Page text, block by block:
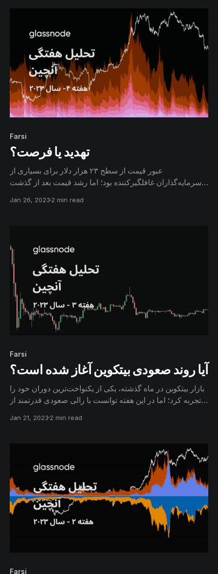
Farsi
تهدید یا فرصت؟
عبور قیمت از سطح ۲۳ هزار دلار برای بسیاری از
سرمایه‌گذاران غافلگیرکننده بود؛ اما رشد قیمت بعد از گذشت
Jan 26, 2023 2 min read
Farsi
آیا روند صعودی بیتکوین آغاز شده است؟
بازار بیتکوین در ماه گذشته، یکی از یکنواخت‌ترین دوران خود را
تجربه کرد؛ اما در این هفته توانست با رالی صعودی قدرتمند از
رالی صعودی خواهیم پرداخت و مدل‌های مهم قیمت‌گذاری که
Jan 21, 2023 2 min read
Farsi